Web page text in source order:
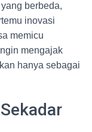
berbeda,
inovasi
memicu
mengajak
hanya sebagai